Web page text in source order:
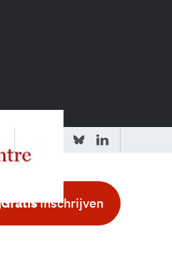
Gratisinschrijven